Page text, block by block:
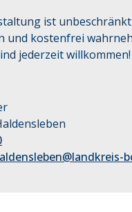
ist
und kostenfrei
jederzeit willkommen!